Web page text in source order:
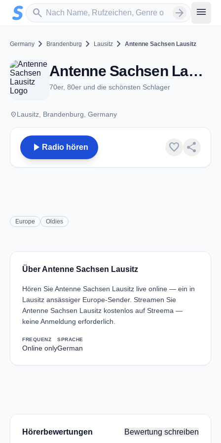
Zum Hauptinhalt springen
search
Sender suchen arrow_forward menu
Germany chevron_right Brandenburg chevron_right Lausitz chevron_right Antenne Sachsen Lausitz
Antenne Sachsen Lausitz - Lausitz
70er, 80er und die schönsten Schlager
placeLausitz, Brandenburg, Germany
play_arrow Radio hören favorite share
Europe Oldies
Über Antenne Sachsen Lausitz
Hören Sie Antenne Sachsen Lausitz live online — ein in
Lausitz ansässiger Europe-Sender. Streamen Sie
Antenne Sachsen Lausitz kostenlos auf Streema —
keine Anmeldung erforderlich.
FREQUENZ
Online only
SPRACHE
German
Hörerbewertungen Bewertung schreiben